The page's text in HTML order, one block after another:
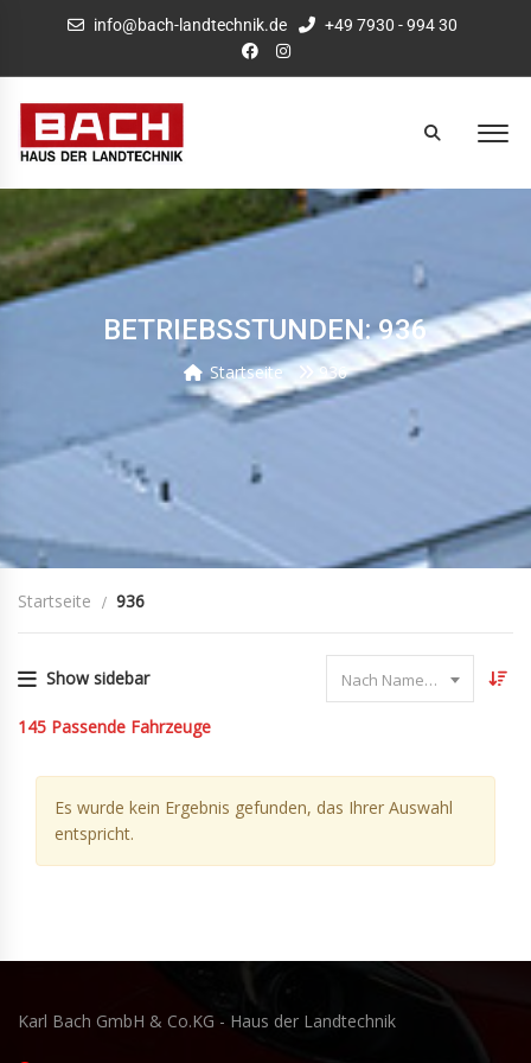
info@bach-landtechnik.de +49 7930 - 994 30
BETRIEBSSTUNDEN: 936
Startseite 936
Startseite 936
Show sidebar Nach Name sortieren
145 Passende Fahrzeuge
Es wurde kein Ergebnis gefunden, das Ihrer Auswahl
entspricht.
Karl Bach GmbH & Co.KG - Haus der Landtechnik